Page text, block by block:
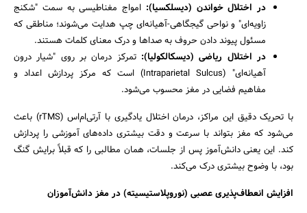
در اختلال خواندن (دیسلکسیا): امواج مغناطیسی به سمت "شکنج
زاویه‌ای" و نواحی گیجگاهی-آهیانه‌ای چپ هدایت می‌شوند؛ مناطقی که
مسئول پیوند دادن حروف به صداها و درک معنای کلمات هستند.
در اختلال ریاضی (دیسکالکولیا): تمرکز درمان بر روی "شیار درون
آهیانه‌ای" (Intraparietal Sulcus) است که مرکز پردازش اعداد و
مفاهیم فضایی در مغز محسوب می‌شود.
با تحریک دقیق این مراکز، درمان اختلال یادگیری با آرتی‌ام‌اس (rTMS) باعث
می‌شود که مغز بتواند با سرعت و دقت بیشتری داده‌های آموزشی را پردازش
کند. این یعنی دانش‌آموز پس از جلسات، همان مطالبی را که قبلاً برایش گنگ
بود، با وضوح بیشتری درک می‌کند.
افزایش انعطاف‌پذیری عصبی (نوروپلاستیسیته) در مغز دانش‌آموزان